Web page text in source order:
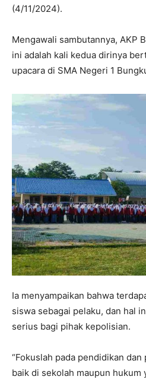
(4/11/2024).
Mengawali sambutannya, AKP
ini adalah kali kedua dirinya
upacara di SMA Negeri 1
Ia menyampaikan bahwa
siswa sebagai pelaku, dan hal
serius bagi pihak kepolisian.
“Fokuslah pada pendidikan
baik di sekolah maupun hukum